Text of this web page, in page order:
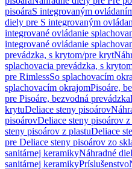
pisoáraS integrovaným
diely pre S integrovaným
integrované ovládanie
integrované ovládanie
prevádzka, s krytom/pre kryt
splachovacia prevádzka, s
pre RimlessSo splachovacím
splachovacím okrajomPisoáre,
pre Pisoáre, bezvodná prevádzka
krytuDeliace steny pisoárov
pisoárovDeliace steny pisoárov z
steny pisoárov z plastuDeliace
pre Deliace steny pisoárov zo
sanitárnej keramikyNáhradné
sanitárnej keramikyPríslušenstvo